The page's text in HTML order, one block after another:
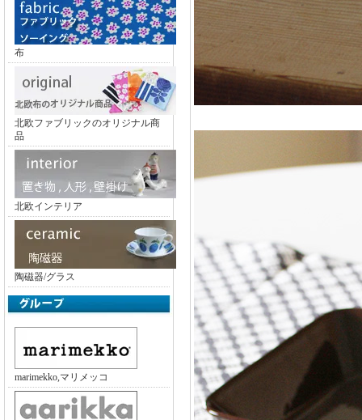
布
北欧ファブリックのオリジナル商
品
北欧インテリア
陶磁器/グラス
marimekko,マリメッコ